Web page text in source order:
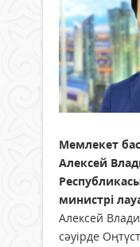
Мемлекет
Алексей
министрі
Алексей
сәуірде